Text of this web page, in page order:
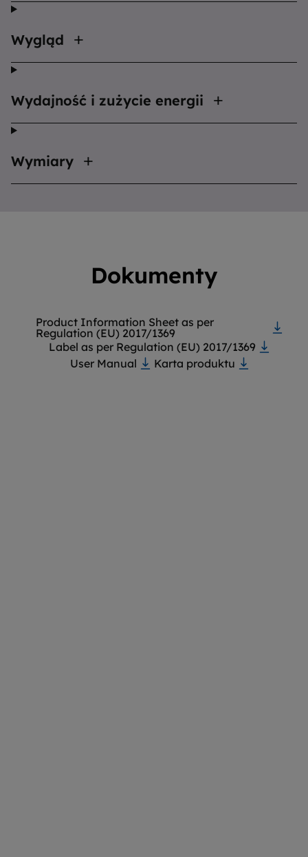
Wygląd
Wydajność i zużycie energii
Wymiary
Dokumenty
Product Information Sheet as per
Regulation (EU) 2017/1369
Label as per Regulation (EU) 2017/1369
User Manual
Karta produktu